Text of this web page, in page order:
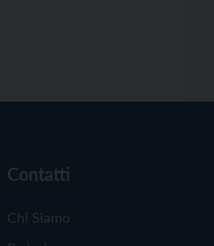
Contatti
Chi Siamo